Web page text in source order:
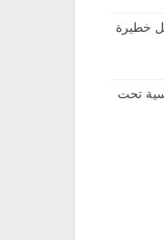
خطيرة
تحت